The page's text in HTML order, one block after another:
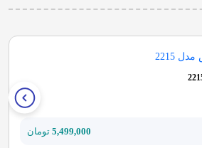
5,499,000 تومان